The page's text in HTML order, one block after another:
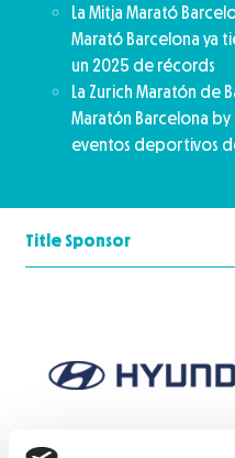
La Mitja Marató
Marató Barcelona ya
un 2025 de récords
La Zurich Maratón de
Maratón Barcelona
eventos deportivos
Title Sponsor